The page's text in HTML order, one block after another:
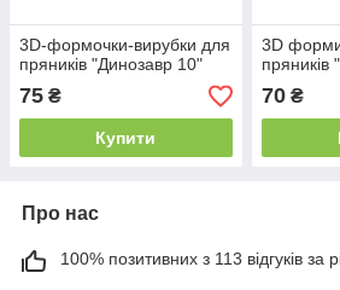
3D-формочки-вирубки для
пряників "Динозавр 10"
75 ₴
Купити
3D
пряників
70₴
Про нас
100% позитивних з 113 відгуків за